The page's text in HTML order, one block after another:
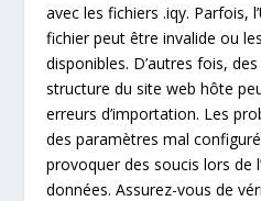
avec les fichiers .iqy. Parfois,
fichier peut être invalide ou
disponibles. D’autres fois,
structure du site web hôte
erreurs d’importation. Les
des paramètres mal
provoquer des soucis lors de
données. Assurez-vous de